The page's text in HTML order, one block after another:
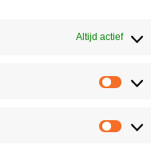
Altijd actief